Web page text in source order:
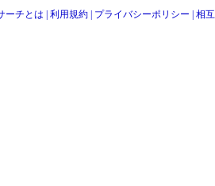
ーチとは 利用規約 プライバシーポリシー 相